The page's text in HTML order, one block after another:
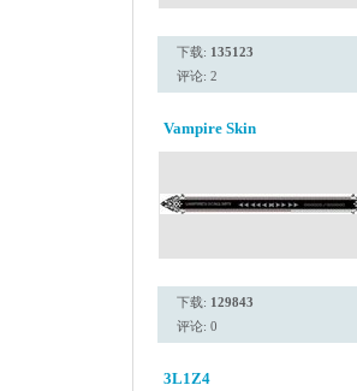
下载: 135123
评论: 2
Vampire Skin
下载: 129843
评论: 0
3L1Z4